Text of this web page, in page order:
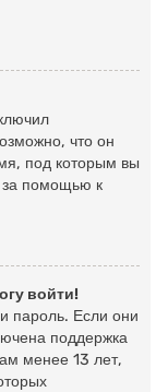
что он
под которым вы
за помощью к
войти!
пароль. Если они
поддержка
менее 13 лет,